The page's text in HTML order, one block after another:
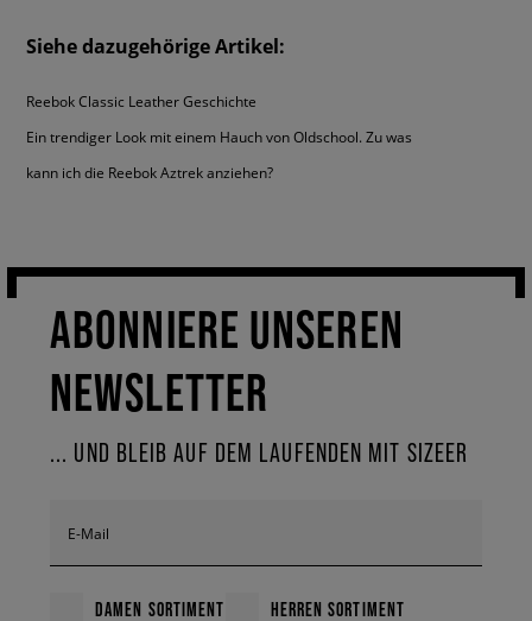
Siehe dazugehörige Artikel:
Reebok Classic Leather Geschichte
Ein trendiger Look mit einem Hauch von Oldschool. Zu was
kann ich die Reebok Aztrek anziehen?
ABONNIERE UNSEREN
NEWSLETTER
... UND BLEIB AUF DEM LAUFENDEN MIT SIZEER
E-Mail
DAMEN SORTIMENT HERREN SORTIMENT